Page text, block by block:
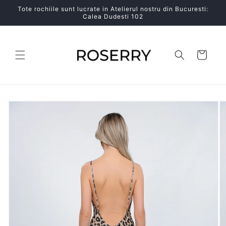
Salt la
Tote rochiile sunt lucrate in Atelierul nostru din Bucuresti:
Calea Dudesti 102
Coș